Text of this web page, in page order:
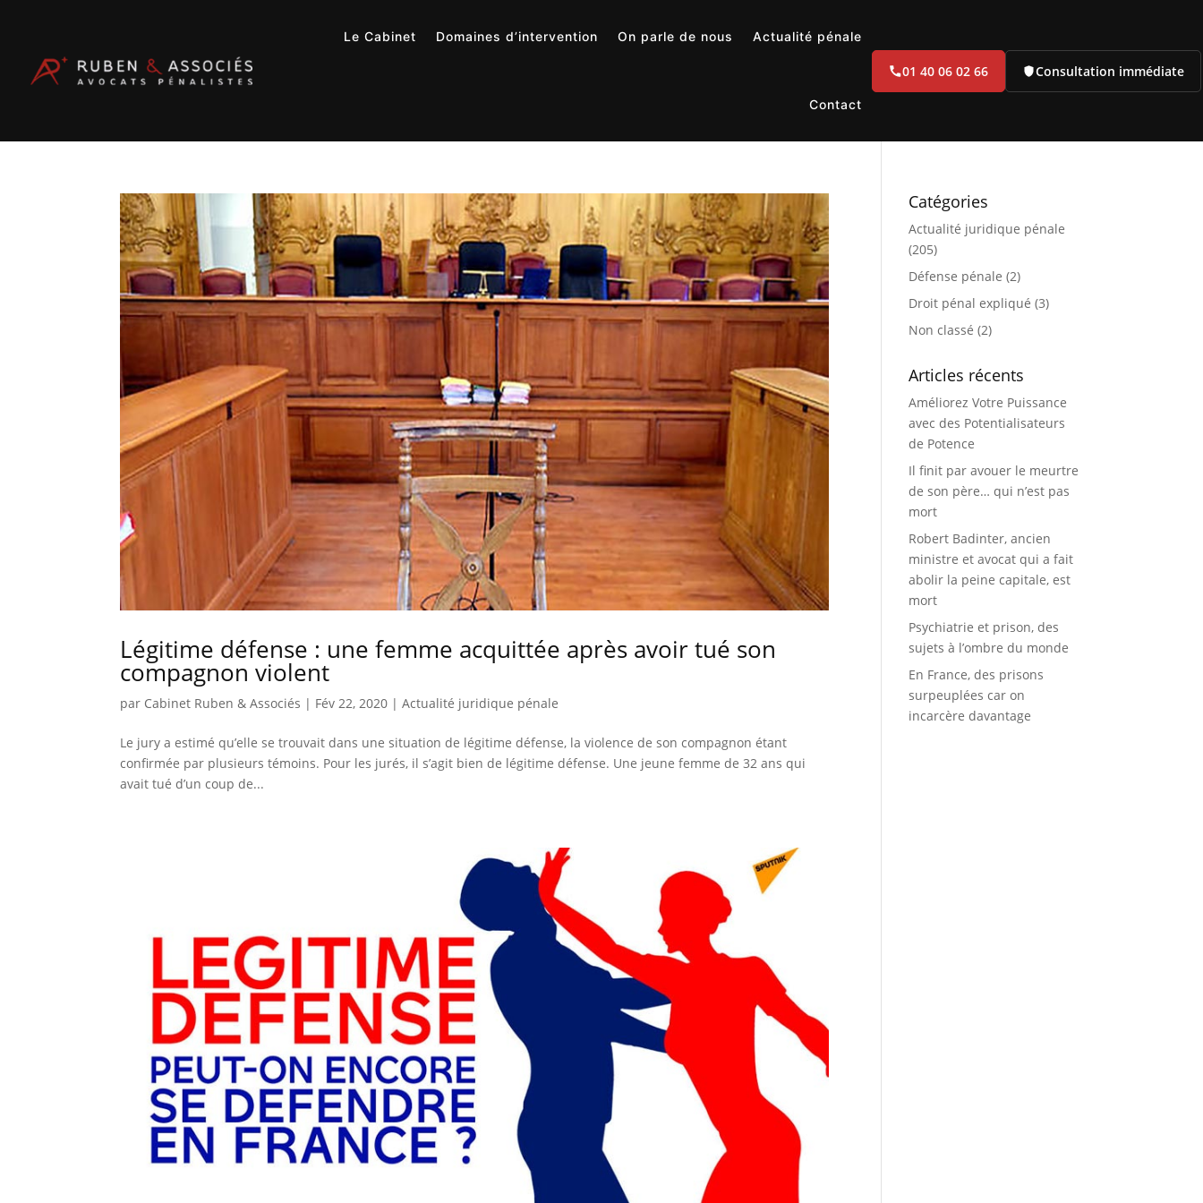
Le Cabinet Domaines d’intervention On parle de nous Actualité pénale
Contact
01 40 06 02 66 Consultation immédiate
Légitime défense : une femme acquittée après avoir tué son
compagnon violent
par Cabinet Ruben & Associés | Fév 22, 2020 |Actualité juridique pénale
Le jury a estimé qu’elle se trouvait dans une situation de légitime défense, la violence de son compagnon étant
confirmée par plusieurs témoins. Pour les jurés, il s’agit bien de légitime défense. Une jeune femme de 32 ans qui
avait tué d’un coup de...
Catégories
Actualité juridique pénale
(205)
Défense pénale (2)
Droit pénal expliqué (3)
Non classé (2)
Articles récents
Améliorez Votre Puissance
avec des Potentialisateurs
de Potence
Il finit par avouer le meurtre
de son père… qui n’est pas
mort
Robert Badinter, ancien
ministre et avocat qui a fait
abolir la peine capitale, est
mort
Psychiatrie et prison, des
sujets à l’ombre du monde
En France, des prisons
surpeuplées car on
incarcère davantage